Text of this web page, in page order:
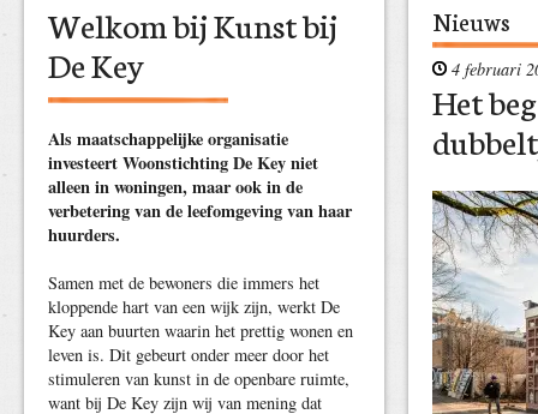
Welkom bij Kunst bij
De Key
Als maatschappelijke organisatie
investeert Woonstichting De Key niet
alleen in woningen, maar ook in de
verbetering van de leefomgeving van haar
huurders.
Samen met de bewoners die immers het
kloppende hart van een wijk zijn, werkt De
Key aan buurten waarin het prettig wonen en
leven is. Dit gebeurt onder meer door het
stimuleren van kunst in de openbare ruimte,
want bij De Key zijn wij van mening dat
Nieuws
4 februari
Het